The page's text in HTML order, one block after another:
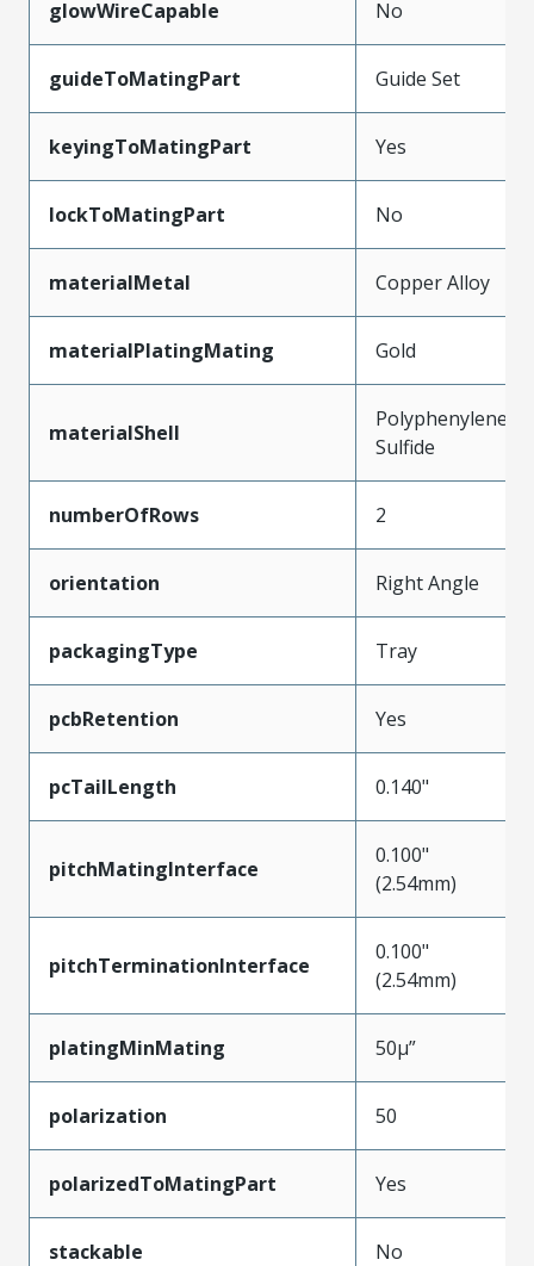
glowWireCapable No
guideToMatingPart Guide Set
keyingToMatingPart Yes
lockToMatingPart No
materialMetal Copper Alloy
materialPlatingMating Gold
materialShell
Polyphenylene
Sulfide
numberOfRows 2
orientation Right Angle
packagingType Tray
pcbRetention Yes
pcTailLength 0.140"
pitchMatingInterface
0.100"
(2.54mm)
pitchTerminationInterface
0.100"
(2.54mm)
platingMinMating 50µ”
polarization 50
polarizedToMatingPart Yes
stackable No